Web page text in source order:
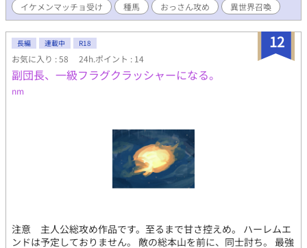
イケメンマッチョ受け
種馬 おっさん攻め 異世界召喚
12
長編 連載中 R18
お気に入り : 58 24h.ポイント : 14
副団長、一級フラグクラッシャーになる。
nm
注意 主人公総攻め作品です。至るまで甘さ控えめ。 ハーレムエ
ンドは予定しておりません。 敵の総本山を前に、同士討ち。 最強